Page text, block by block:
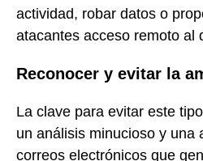
actividad, robar datos o
atacantes acceso remoto al
Reconocer y evitar la
La clave para evitar este
un análisis minucioso y una
correos electrónicos que